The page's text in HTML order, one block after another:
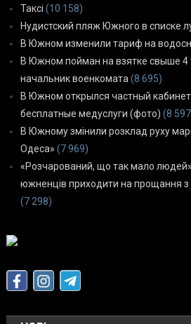
Таксі (10 158)
Нудистский пляж Южного в списке
В Южном изменили тариф на
В Южном пойман на взятке свыше 4
начальник военкомата (8 695)
В Южном открылся частный
бесплатные медуслуги (фото) (8
В Южному змінили розклад руху
Одеса» (7 969)
«Розчарований, що так мало
южненців приходити на прощання з
(7 298)